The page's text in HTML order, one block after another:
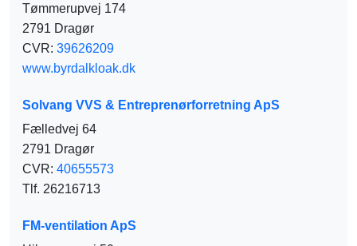
Tømmerupvej 174
2791 Dragør
CVR: 39626209
www.byrdalkloak.dk
Solvang VVS & Entreprenørforretning ApS
Fælledvej 64
2791 Dragør
CVR: 40655573
Tlf. 26216713
FM-ventilation ApS